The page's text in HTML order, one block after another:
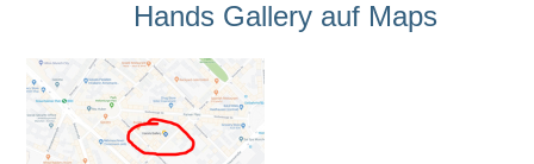
Hands Gallery auf Maps